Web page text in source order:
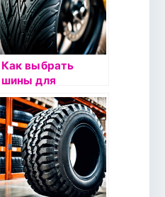
Как выбрать
шины для
мотоцикла:
рекомендации